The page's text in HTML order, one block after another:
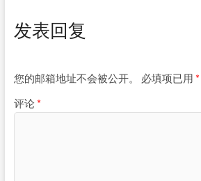
发表回复
您的邮箱地址不会被公开。 必填项已用 *
评论 *